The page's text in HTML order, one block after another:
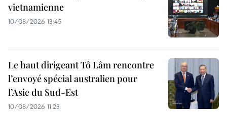
vietnamienne
10/08/2026 13:45
Le haut dirigeant Tô Lâm rencontre
l’envoyé spécial australien pour
l’Asie du Sud-Est
10/08/2026 11:23